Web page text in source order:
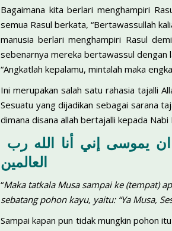
Bagaimana kita berlari menghampiri
semua Rasul berkata, “Bertawassullah
manusia berlari menghampiri Rasul
sebenarnya mereka bertawassul dengan
“Angkatlah kepalamu, mintalah maka
Ini merupakan salah satu rahasia tajalli
Sesuatu yang dijadikan sebagai sarana
dimana disana allah bertajalli kepada Nabi
العالمين
“Maka tatkala Musa sampai ke (tempat)
sebatang pohon kayu, yaitu: “Ya Musa,
Sampai kapan pun tidak mungkin pohon